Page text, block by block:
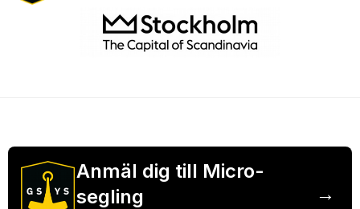
KONTAKT
HYR DF95:OR
Anmäl dig till Micro-
segling
→